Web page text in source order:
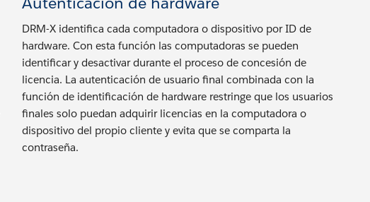
DRM-X identifica cada computadora o dispositivo por ID de
hardware. Con esta función las computadoras se pueden
identificar y desactivar durante el proceso de concesión de
licencia. La autenticación de usuario final combinada con la
función de identificación de hardware restringe que los usuarios
finales solo puedan adquirir licencias en la computadora o
dispositivo del propio cliente y evita que se comparta la
contraseña.